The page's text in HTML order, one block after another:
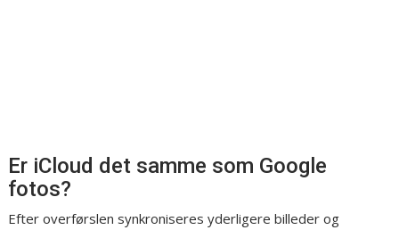
Er iCloud det samme som Google
fotos?
Efter overførslen synkroniseres yderligere billeder og